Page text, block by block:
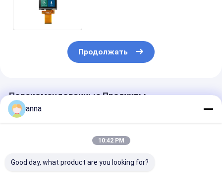
Продолжать
Порекомендованные Продукты
anna
10:42 PM
Good day, what product are you looking for?